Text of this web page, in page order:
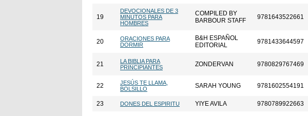
19
DEVOCIONALES DE 3
MINUTOS PARA
HOMBRES
COMPILED BY
BARBOUR STAFF
9781643522661
20
ORACIONES PARA
DORMIR
B&H ESPAÑOL
EDITORIAL
9781433644597
21
LA BIBLIA PARA
PRINCIPIANTES
ZONDERVAN 9780829767469
22
JESÚS TE LLAMA,
BOLSILLO
SARAH YOUNG 9781602554191
23 DONES DEL ESPIRITU YIYE AVILA 9780789922663